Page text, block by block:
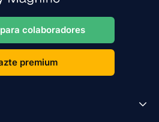
colaboradores
premium